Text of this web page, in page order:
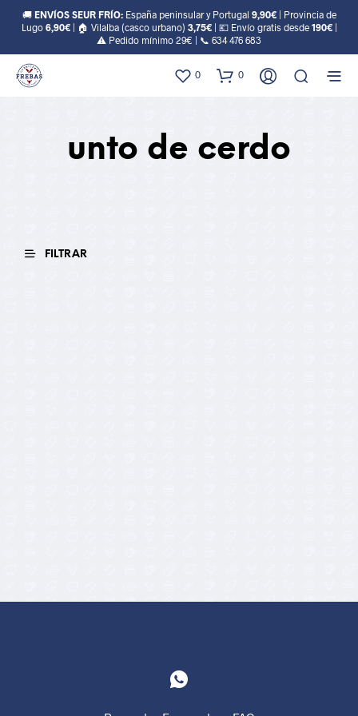
🚚 ENVÍOS SEUR FRÍO:España peninsular y Portugal 9,90€| Provincia de
Lugo 6,90€| 🏠 Vilalba (casco urbano) 3,75€| 💶 Envío gratis desde 190€|
⚠️ Pedido mínimo 29€ | 📞 634 476 683
0 0
unto de cerdo
FILTRAR